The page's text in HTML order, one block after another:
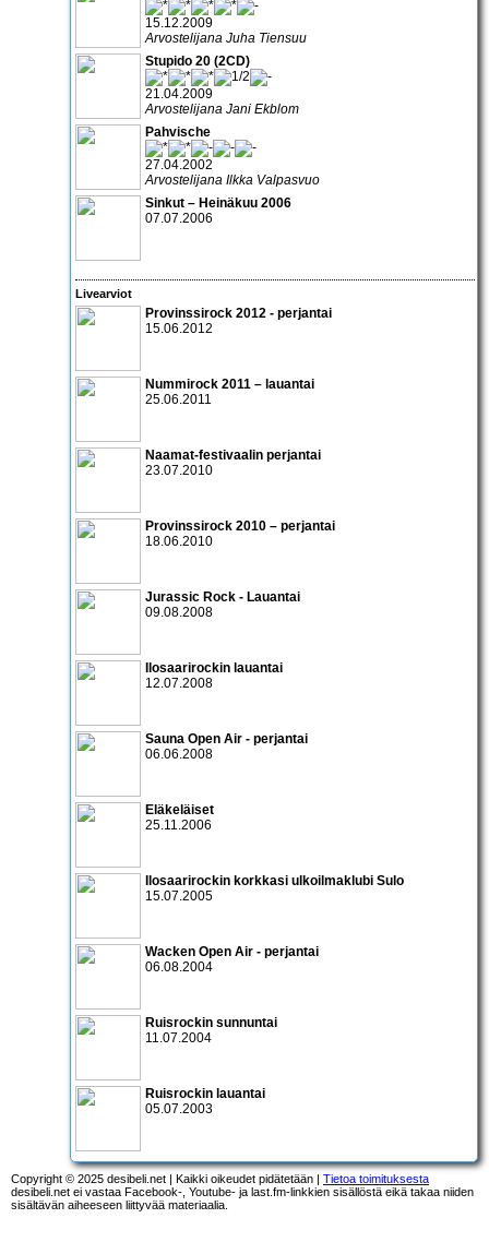
15.12.2009
Arvostelijana Juha Tiensuu
Stupido 20 (2CD)
21.04.2009
Arvostelijana Jani Ekblom
Pahvische
27.04.2002
Arvostelijana Ilkka Valpasvuo
Sinkut – Heinäkuu 2006
07.07.2006
Livearviot
Provinssirock 2012 - perjantai
15.06.2012
Nummirock 2011 – lauantai
25.06.2011
Naamat-festivaalin perjantai
23.07.2010
Provinssirock 2010 – perjantai
18.06.2010
Jurassic Rock - Lauantai
09.08.2008
Ilosaarirockin lauantai
12.07.2008
Sauna Open Air - perjantai
06.06.2008
Eläkeläiset
25.11.2006
Ilosaarirockin korkkasi ulkoilmaklubi Sulo
15.07.2005
Wacken Open Air - perjantai
06.08.2004
Ruisrockin sunnuntai
11.07.2004
Ruisrockin lauantai
05.07.2003
Copyright © 2025 desibeli.net | Kaikki oikeudet pidätetään | Tietoa toimituksesta
desibeli.net ei vastaa Facebook-, Youtube- ja last.fm-linkkien sisällöstä eikä takaa niiden
sisältävän aiheeseen liittyvää materiaalia.